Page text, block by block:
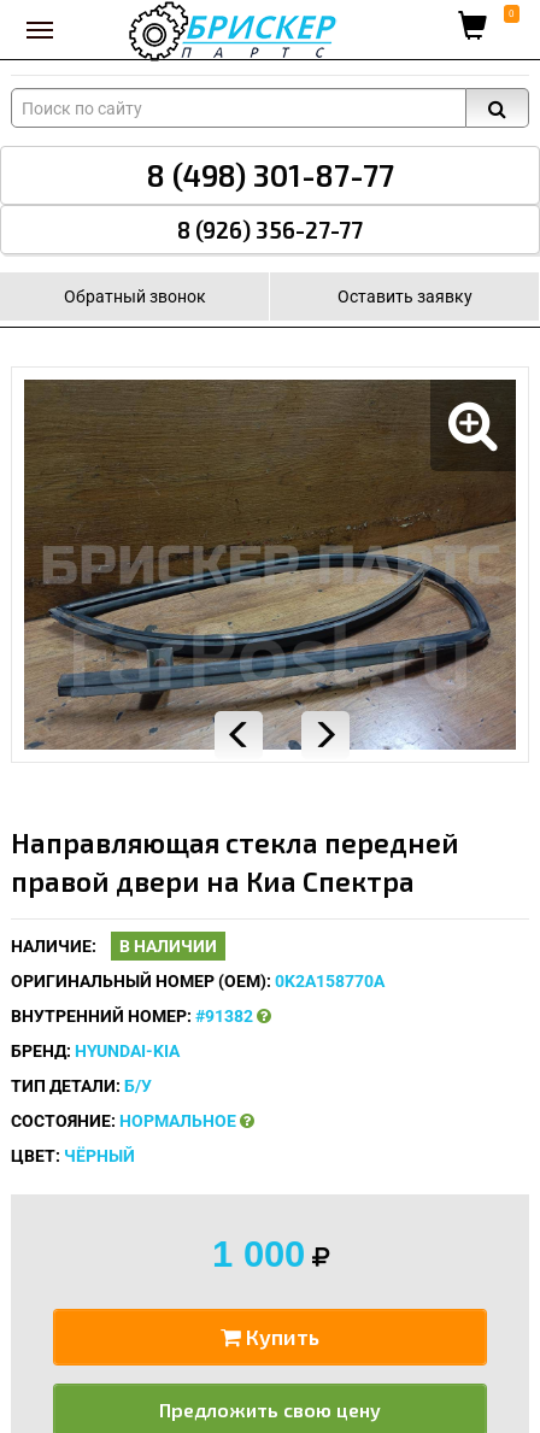
Вход для поставщиков 0
8 (498) 301-87-77
8 (926) 356-27-77
Обратный звонок Оставить заявку
Направляющая стекла передней
правой двери на Киа Спектра
НАЛИЧИЕ:
В НАЛИЧИИ
ОРИГИНАЛЬНЫЙ НОМЕР (OEM): 0K2A158770A
ВНУТРЕННИЙ НОМЕР: #91382
БРЕНД: HYUNDAI-KIA
ТИП ДЕТАЛИ: Б/У
СОСТОЯНИЕ: НОРМАЛЬНОЕ
ЦВЕТ: ЧЁРНЫЙ
1 000
Купить
Предложить свою цену